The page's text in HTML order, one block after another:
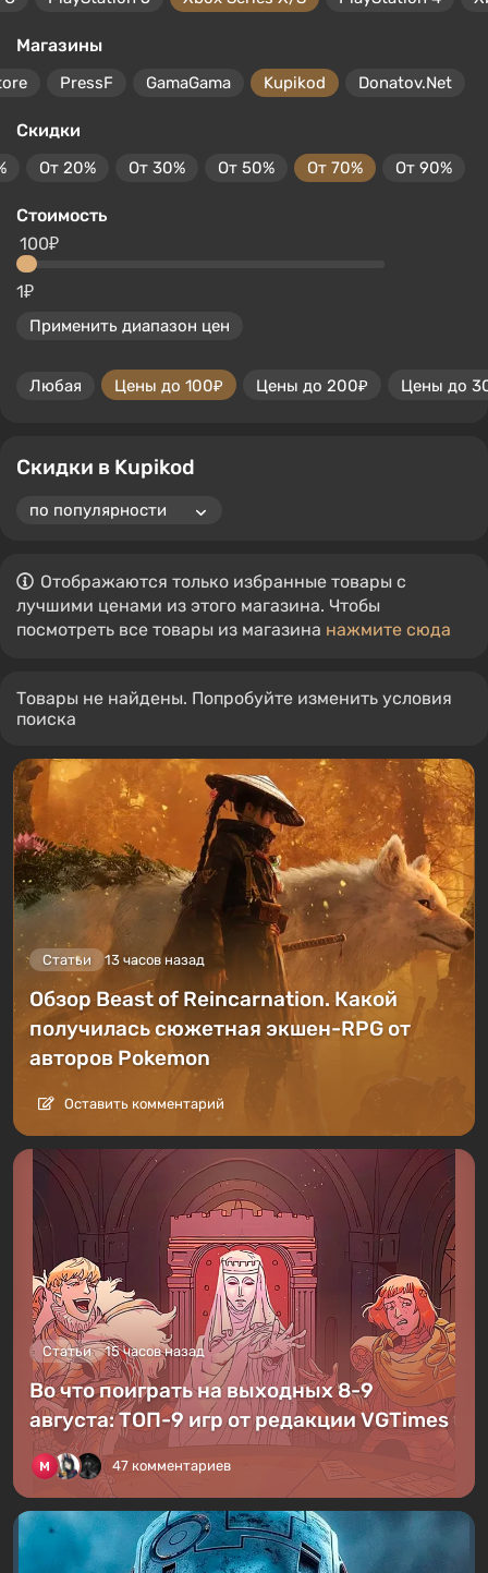
Магазины
PressF GamaGama Kupikod Donatov.Net
Скидки
От 20% От 30% От 50% От 70% От 90%
Стоимость
1₽
100₽
Применить диапазон цен
Любая Цены до 100₽ Цены до 200₽ Цены до
Скидки в Kupikod
Отображаются только избранные товары с
лучшими ценами из этого магазина. Чтобы
посмотреть все товары из магазина нажмите сюда
Товары не найдены. Попробуйте изменить условия
поиска
Статьи 13 часов назад
Обзор Beast of Reincarnation. Какой
получилась сюжетная экшен-RPG от
авторов Pokemon
Оставить комментарий
Статьи 15 часов назад
Во что поиграть на выходных 8-9
августа: ТОП-9 игр от редакции VGTimes
47 комментариев